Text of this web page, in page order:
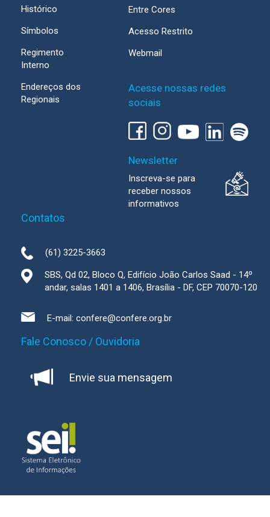
Histórico
Símbolos
Regimento
Interno
Endereços dos
Regionais
Entre Cores
Acesso Restrito
Webmail
Acesse nossas redes
sociais
Newsletter
Inscreva-se para
receber nossos
informativos
Contatos
(61) 3225-3663
SBS, Qd 02, Bloco Q, Edifício João Carlos Saad - 14º
andar, salas 1401 a 1406, Brasília - DF, CEP 70070-120
E-mail: confere@confere.org.br
Fale Conosco / Ouvidoria
Envie sua mensagem